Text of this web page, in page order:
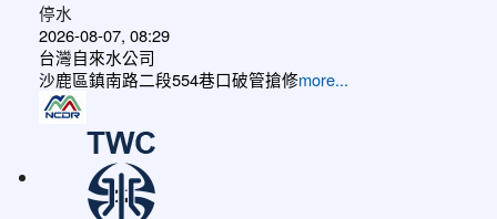
停水
2026-08-07, 08:29
台灣自來水公司
沙鹿區鎮南路二段554巷口破管搶修more...